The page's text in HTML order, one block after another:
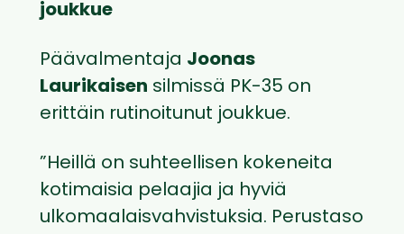
joukkue
Päävalmentaja Joonas
Laurikaisen silmissä PK-35 on
erittäin rutinoitunut joukkue.
”Heillä on suhteellisen kokeneita
kotimaisia pelaajia ja hyviä
ulkomaalaisvahvistuksia. Perustaso